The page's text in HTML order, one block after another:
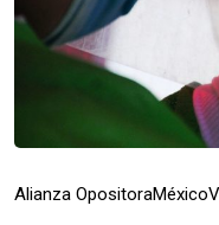
Alianza OpositoraMéxico